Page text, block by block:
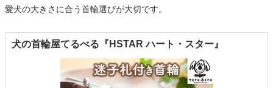
愛犬の大きさに合う首輪選びが大切です。
犬の首輪屋てるべる『HSTAR ハート・スター』